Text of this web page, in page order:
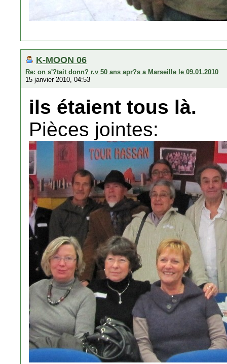
K-MOON 06
Re: on s'?tait donn? r.v 50 ans apr?s a Marseille le 09.01.2010
15 janvier 2010, 04:53
ils étaient tous là.
Pièces jointes: